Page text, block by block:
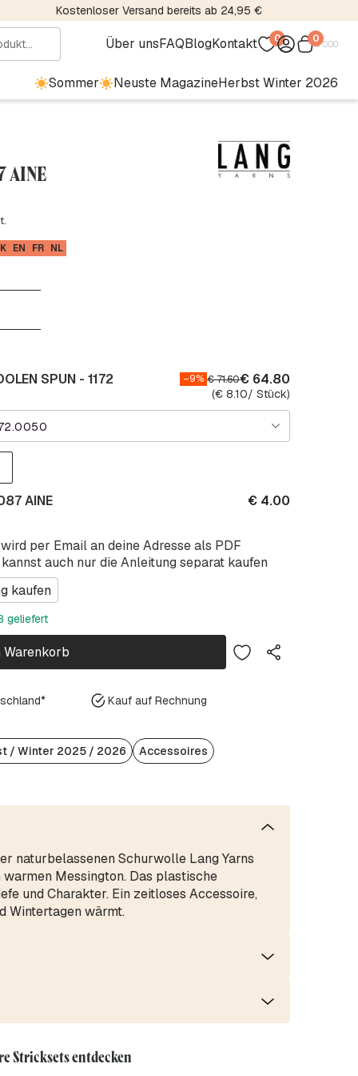
Kostenloser Versand bereits ab 24,95 €
Über unsFAQBlogKontakt 0 0€0.00
Sommer Neuste MagazineHerbst Winter 2026
AINE
EN FR NL
SPUN - 1172 –9% €71.60€64.80
(€8.10/ Stück)
per Email an deine Adresse als PDF
auch nur die Anleitung separat kaufen
kaufen
AINE €4.00
geliefert
Warenkorb
Kauf auf Rechnung
/ Winter 2025 / 2026
Accessoires
naturbelassenen Schurwolle Lang Yarns
warmen Messington. Das plastische
und Charakter. Ein zeitloses Accessoire,
Wintertagen wärmt.
Stricksets entdecken